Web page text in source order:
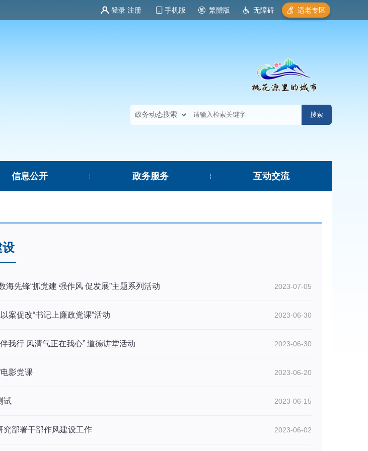
登录 注册 手机版 繁體版 无障碍 适老专区
信息公开 政务服务 互动交流
设
2023-07-05
海先锋“抓党建 强作风 促发展”主题系列活动
2023-06-30
案促改“书记上廉政党课”活动
2023-06-30
我行 风清气正在我心” 道德讲堂活动
2023-06-20
影党课
2023-06-15
试
2023-06-02
究部署干部作风建设工作